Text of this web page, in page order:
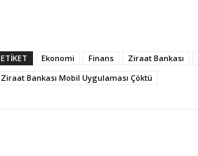
ETIKET Ekonomi Finans Ziraat Bankası
Ziraat Bankası Mobil Uygulaması Çöktü